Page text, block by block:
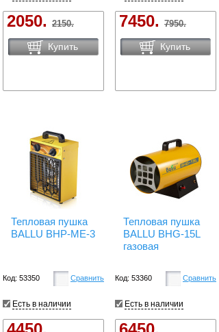
2050. 2150.
Купить
7450. 7950.
Купить
Тепловая пушка
BALLU BHP-ME-3
Код: 53350 Сравнить
Есть в наличии
Тепловая пушка
BALLU BHG-15L
газовая
Код: 53360 Сравнить
Есть в наличии